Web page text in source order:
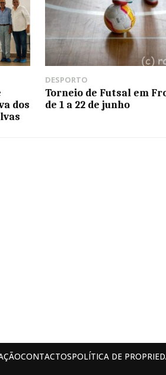
dos
DESPORTO
Torneio de Futsal em
de 1 a 22 de junho
CONTACTOSPOLÍTICA DE